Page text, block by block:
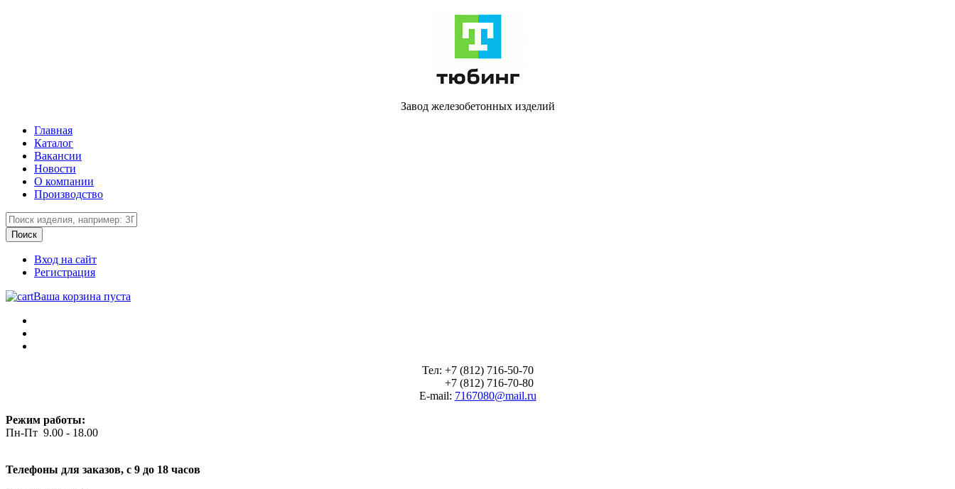
Завод железобетонных изделий
Главная
Каталог
Вакансии
Новости
О компании
Производство
Вход на сайт
Регистрация
Ваша корзина пуста
Тел: +7 (812) 716-50-70
+7 (812) 716-70-80
E-mail: 7167080@mail.ru
Режим работы:
Пн-Пт 9.00 - 18.00
Телефоны для заказов, c 9 до 18 часов